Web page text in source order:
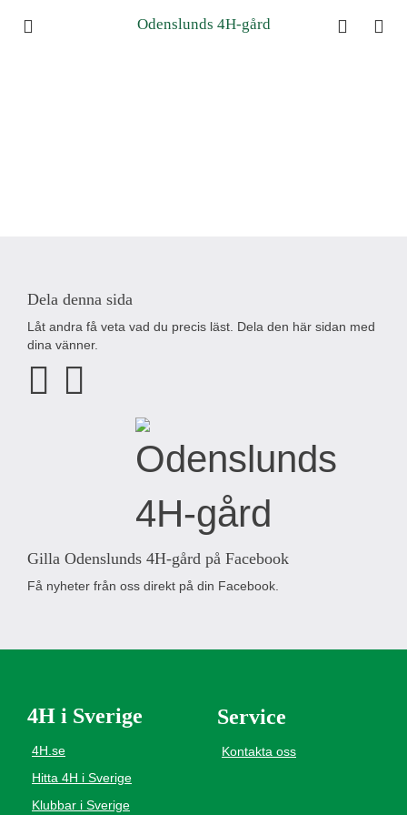
Odenslunds 4H-gård
Dela denna sida
Låt andra få veta vad du precis läst. Dela den här sidan med
dina vänner.
Gilla Odenslunds 4H-gård på Facebook
Få nyheter från oss direkt på din Facebook.
4H i Sverige
4H.se
Hitta 4H i Sverige
Klubbar i Sverige
Service
Kontakta oss